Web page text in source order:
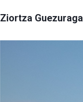
Ziortza Guezuraga